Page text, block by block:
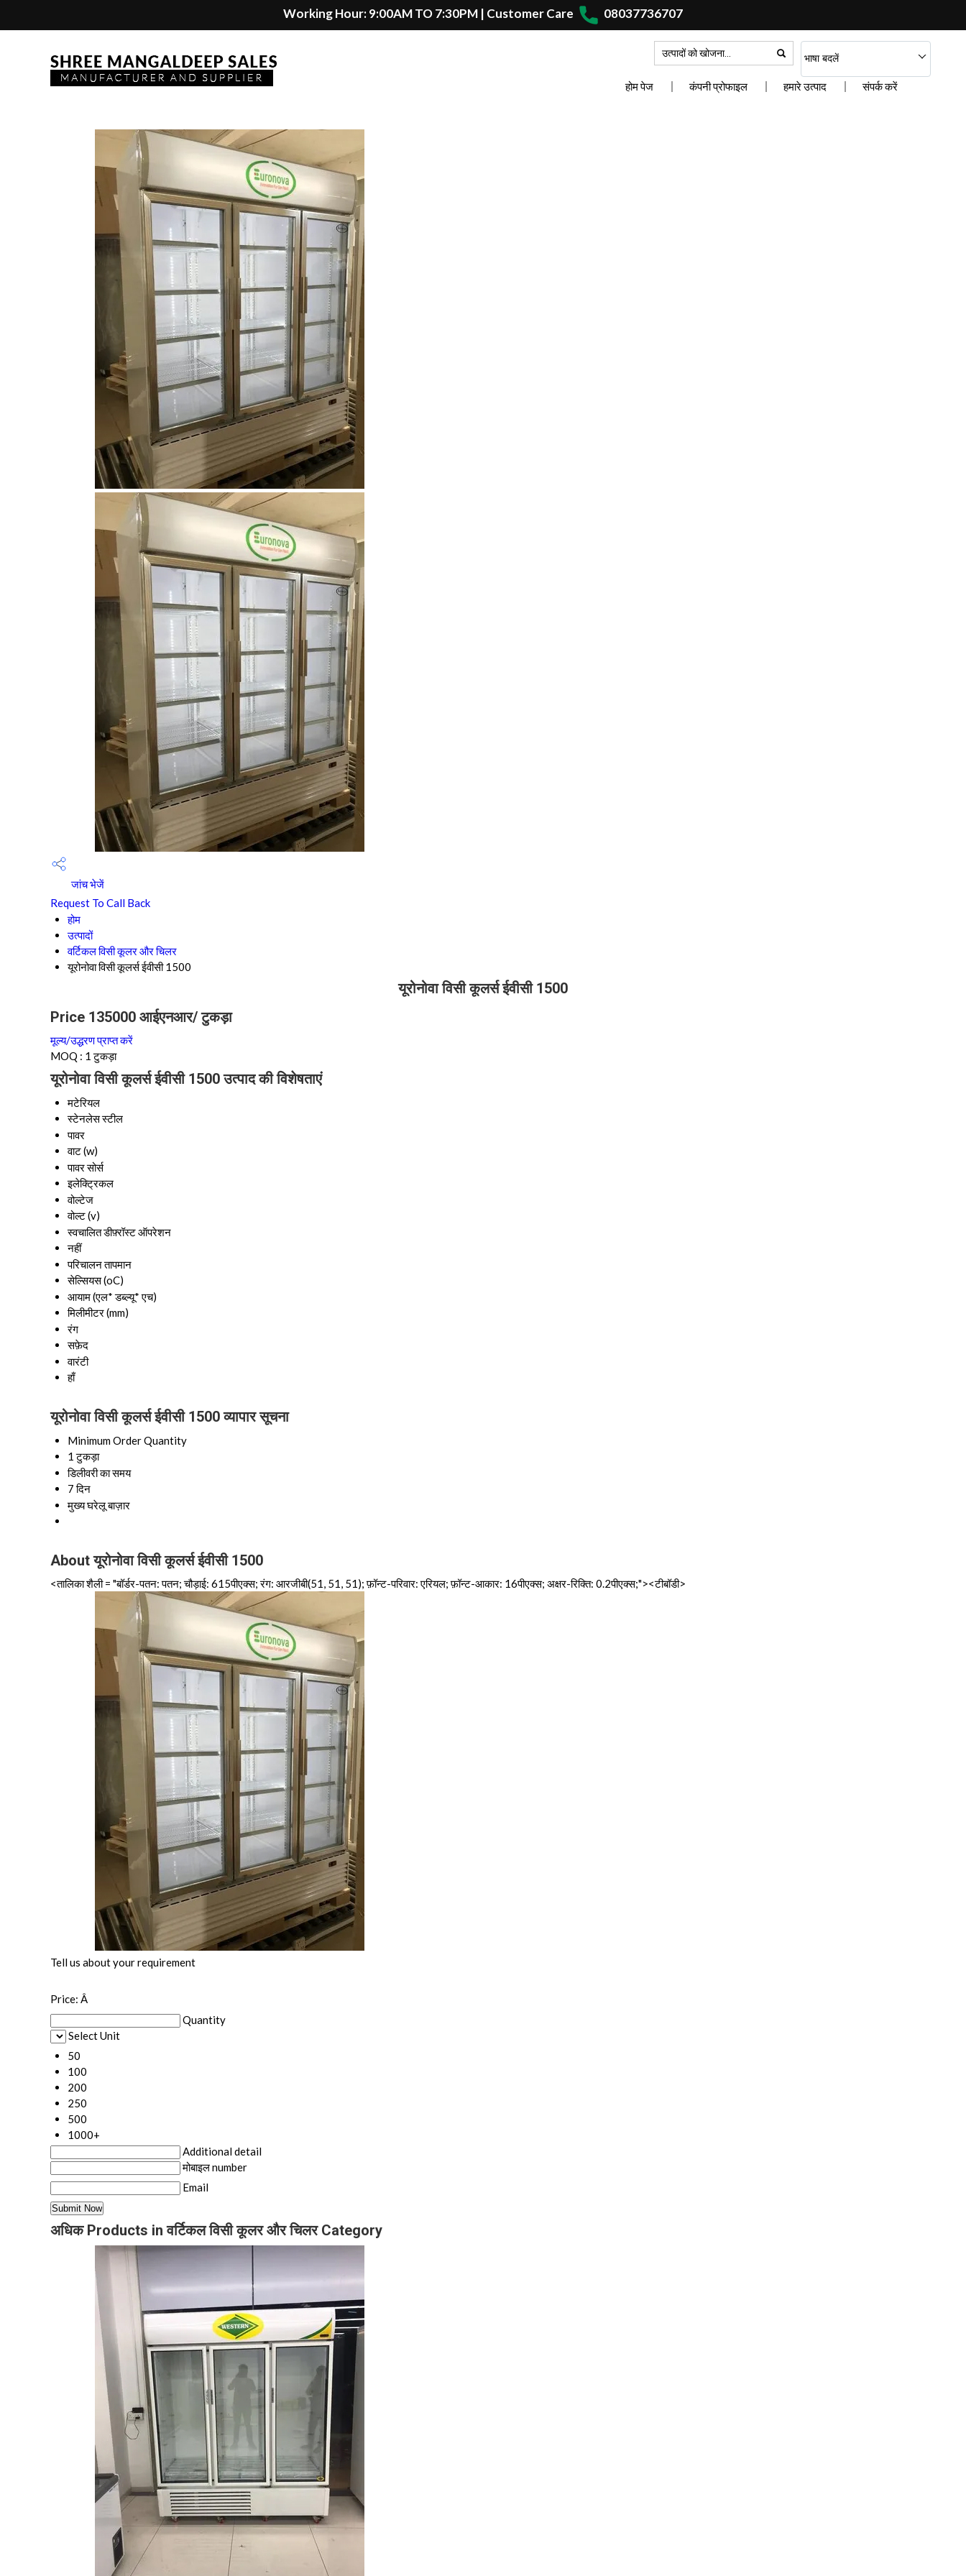
Working Hour: 9:00AM TO 7:30PM | Customer Care 08037736707
भाषा बदलें
होम पेज कंपनी प्रोफाइल हमारे उत्पाद संपर्क करें
जांच भेजें
Request To Call Back
होम
उत्पादों
वर्टिकल विसी कूलर और चिलर
यूरोनोवा विसी कूलर्स ईवीसी 1500
यूरोनोवा विसी कूलर्स ईवीसी 1500
Price 135000 आईएनआर/ टुकड़ा
मूल्य/उद्धरण प्राप्त करें
MOQ : 1 टुकड़ा
यूरोनोवा विसी कूलर्स ईवीसी 1500 उत्पाद की विशेषताएं
मटेरियल
स्टेनलेस स्टील
पावर
वाट (w)
पावर सोर्स
इलेक्ट्रिकल
वोल्टेज
वोल्ट (v)
स्वचालित डीफ़्रॉस्ट ऑपरेशन
नहीं
परिचालन तापमान
सेल्सियस (oC)
आयाम (एल* डब्ल्यू* एच)
मिलीमीटर (mm)
रंग
सफ़ेद
वारंटी
हाँ
यूरोनोवा विसी कूलर्स ईवीसी 1500 व्यापार सूचना
Minimum Order Quantity
1 टुकड़ा
डिलीवरी का समय
7 दिन
मुख्य घरेलू बाज़ार
About यूरोनोवा विसी कूलर्स ईवीसी 1500
<तालिका शैली = "बॉर्डर-पतन: पतन; चौड़ाई: 615पीएक्स; रंग: आरजीबी(51, 51, 51); फ़ॉन्ट-परिवार: एरियल; फ़ॉन्ट-आकार: 16पीएक्स; अक्षर-रिक्ति: 0.2पीएक्स;"><टीबॉडी>
Tell us about your requirement
Price: Â
Quantity
Select Unit
50
100
200
250
500
1000+
Additional detail
मोबाइल number
Email
अधिक Products in वर्टिकल विसी कूलर और चिलर Category